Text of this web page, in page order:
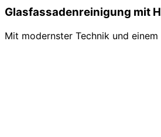
Glasfassadenreinigung mit
Mit modernster Technik und